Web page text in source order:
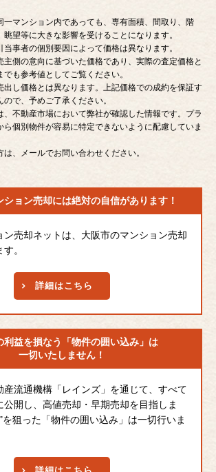
一マンション内であっても、専有面積、間取り、階
望等に大きな影響を受けることになります。
当事者の個別要因によって価格は異なります。
主側の意向に基づいた価格であり、実際の査定価格と
も参考値としてご覧ください。
出し価格とは異なります。上記価格での成約を保証す
で、予めご了承ください。
、不動産市場において弊社が確認した情報です。プラ
ら個別物件が容易に特定できないように配慮していま
、メールでお問い合わせください。
ション売却には絶対の自信があります！
ン売却ネットは、大阪市のマンション売却
。
詳細はこちら
利益を損なう
「物件の囲い込み」は
一切いたしません！
産流通機構「レインズ」を通じて、すべて
公開し、高値売却・早期売却を目指しま
を狙った「物件の囲い込み」は一切行いま